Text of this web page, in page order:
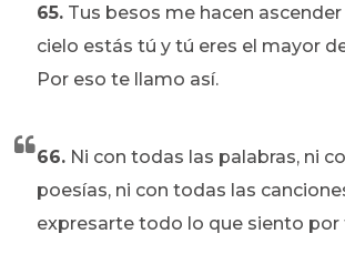
65. Tus besos me hacen ascender
cielo estás tú y tú eres el mayor
Por eso te llamo así.
66. Ni con todas las palabras, ni
poesías, ni con todas las
expresarte todo lo que siento por